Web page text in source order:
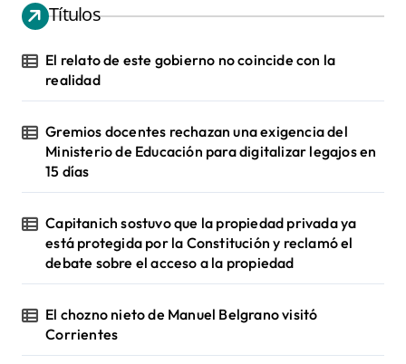
Títulos
El relato de este gobierno no coincide con la
realidad
Gremios docentes rechazan una exigencia del
Ministerio de Educación para digitalizar legajos en
15 días
Capitanich sostuvo que la propiedad privada ya
está protegida por la Constitución y reclamó el
debate sobre el acceso a la propiedad
El chozno nieto de Manuel Belgrano visitó
Corrientes